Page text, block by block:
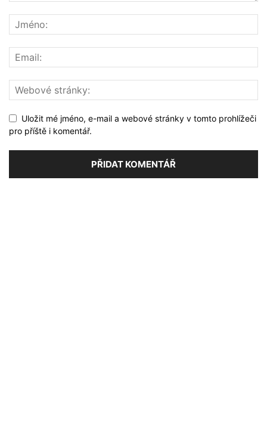
Uložit mé jméno, e-mail a webové stránky v tomto prohlížeči
pro příště i komentář.